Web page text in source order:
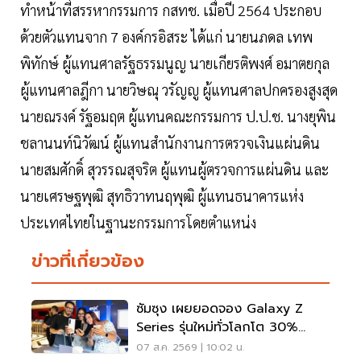
ทำหน้าที่สรรหากรรมการ กสทช. เมื่อปี 2564 ประกอบ
ด้วยตัวแทนจาก 7 องค์กรอิสระ ได้แก่ นายนภดล เทพ
พิทักษ์ ผู้แทนศาลรัฐธรรมนูญ นายเกียรติพงศ์ อมาตยกุล
ผู้แทนศาลฎีกา นายวิษณุ วรัญญู ผู้แทนศาลปกครองสูงสุด
นายณรงค์ รัฐอมฤต ผู้แทนคณะกรรมการ ป.ป.ช. นางยุพิน
ชลานนท์นิวัฒน์ ผู้แทนสำนักงานการตรวจเงินแผ่นดิน
นายสมศักดิ์ สุวรรณสุจริต ผู้แทนผู้ตรวจการแผ่นดิน และ
นายเศรษฐพุฒิ สุทธิวาทนฤพุฒิ ผู้แทนธนาคารแห่ง
ประเทศไทยในฐานะกรรมการโดยตำแหน่ง
ข่าวที่เกี่ยวข้อง
ซัมซุง เผยยอดจอง Galaxy Z
Series รุ่นใหม่ทั่วโลกโต 30%
เกาหลีใต้แตะ 1.44 ล้านเครื่อง
07 ส.ค. 2569 | 10:02 น.